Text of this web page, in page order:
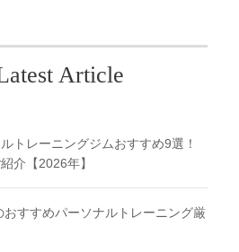
Article
トレーニングジムおすすめ9選！
介【2026年】
おすすめパーソナルトレーニング厳